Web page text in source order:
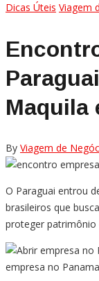
Dicas Úteis Viagem
Maquila
By Viagem de
O Paraguai entrou
brasileiros que
proteger patrimônio